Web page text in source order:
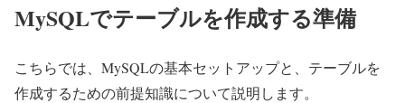
MySQLでテーブルを作成する準備
こちらでは、MySQLの基本セットアップと、テーブルを
作成するための前提知識について説明します。